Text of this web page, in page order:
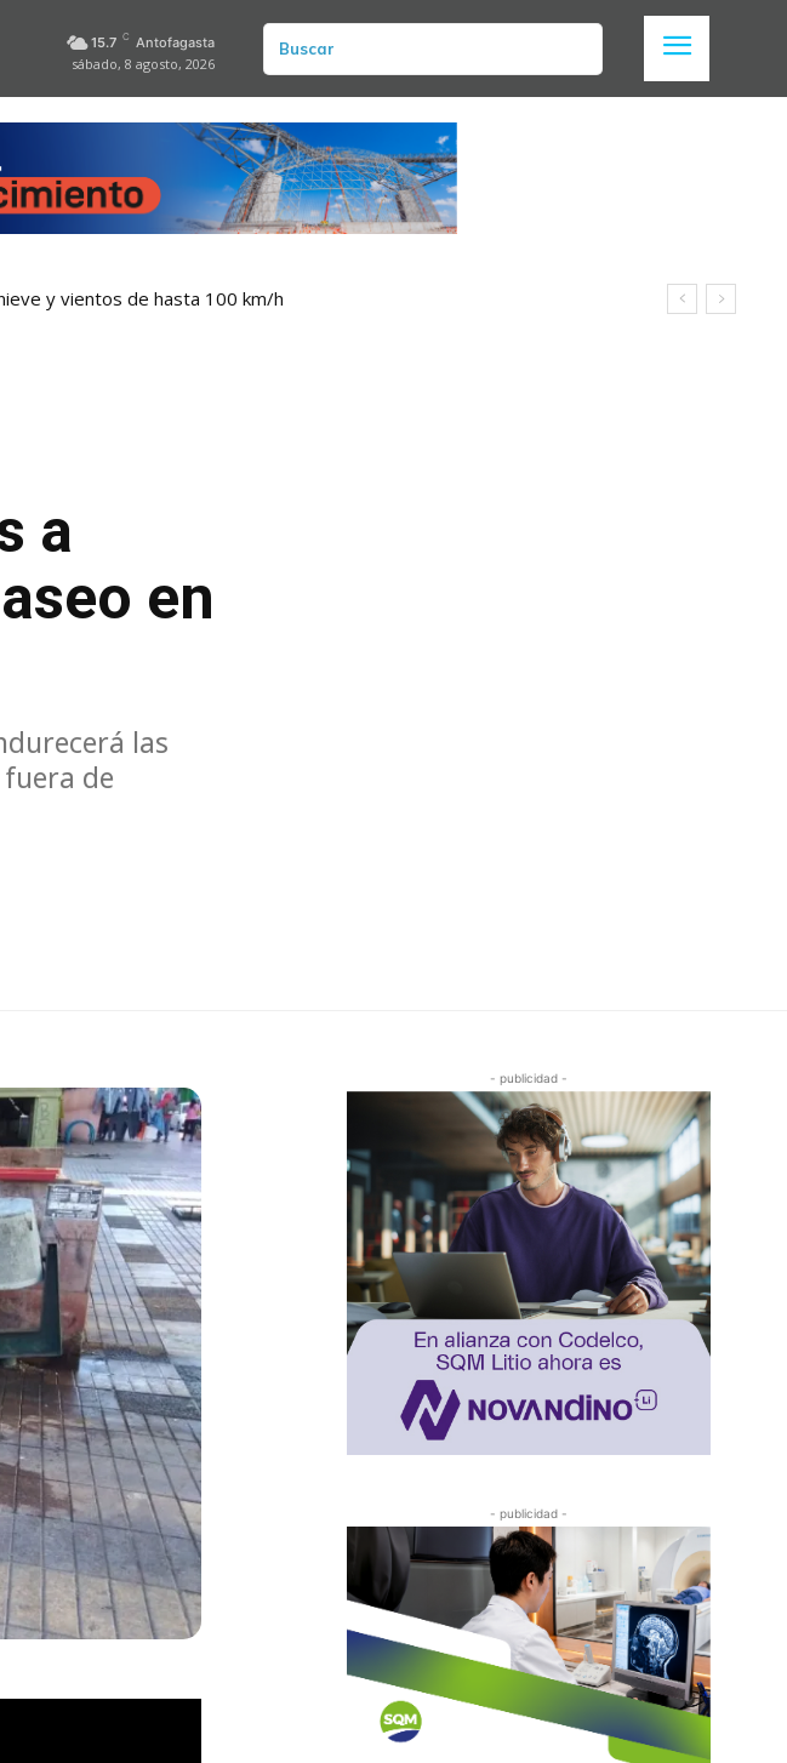
15.7 C Antofagasta
sábado, 8 agosto, 2026
Buscar
y vientos de hasta 100 km/h
a
en
las
de
- publicidad -
- publicidad -